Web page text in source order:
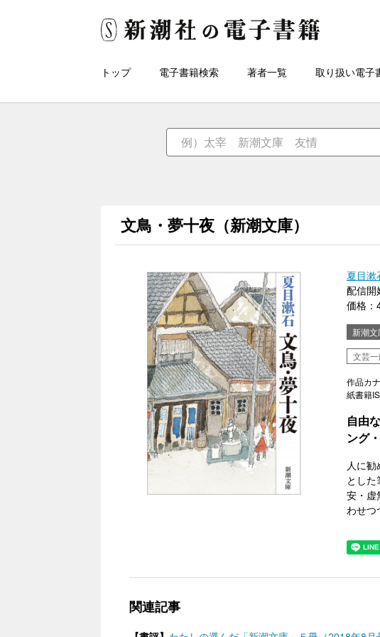
トップ 電子書籍検索 著者一覧 取り扱い電子
文鳥・夢十夜（新潮文庫）
夏目漱
配信開
価格：
新潮文
文芸
作品カ
紙書籍
自由
ング
人に
とし
安・虚
わせつ
関連記事